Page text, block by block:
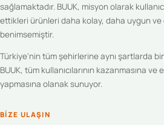
sağlamaktadır. BUUK, misyon olarak
ettikleri ürünleri daha kolay, daha uygun ve
benimsemiştir.
Türkiye'nin tüm şehirlerine aynı şartlarda
BUUK, tüm kullanıcılarının kazanmasına
yapmasına olanak sunuyor.
BIZE ULAŞIN